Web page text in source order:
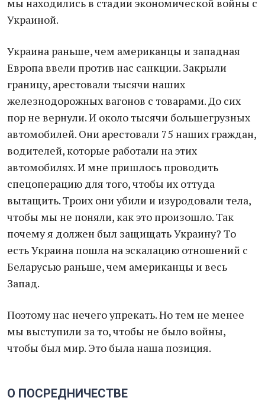
мы находились в стадии экономической войны с
Украиной.
Украина раньше, чем американцы и западная
Европа ввели против нас санкции. Закрыли
границу, арестовали тысячи наших
железнодорожных вагонов с товарами. До сих
пор не вернули. И около тысячи большегрузных
автомобилей. Они арестовали 75 наших граждан,
водителей, которые работали на этих
автомобилях. И мне пришлось проводить
спецоперацию для того, чтобы их оттуда
вытащить. Троих они убили и изуродовали тела,
чтобы мы не поняли, как это произошло. Так
почему я должен был защищать Украину? То
есть Украина пошла на эскалацию отношений с
Беларусью раньше, чем американцы и весь
Запад.
Поэтому нас нечего упрекать. Но тем не менее
мы выступили за то, чтобы не было войны,
чтобы был мир. Это была наша позиция.
О ПОСРЕДНИЧЕСТВЕ